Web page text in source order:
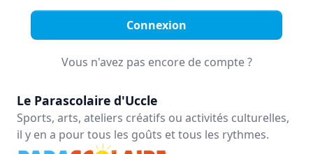
Connexion
Vous n'avez pas encore de compte ?
Le Parascolaire d'Uccle
Sports, arts, ateliers créatifs ou activités culturelles,
il y en a pour tous les goûts et tous les rythmes.